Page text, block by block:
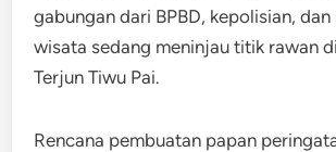
gabungan dari BPBD, kepolisian,
wisata sedang meninjau titik rawan
Terjun Tiwu Pai.
Rencana pembuatan papan